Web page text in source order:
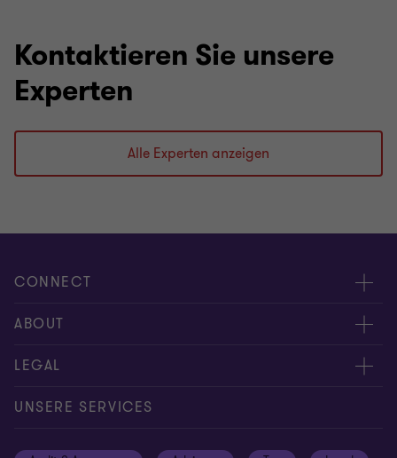
Kontaktieren Sie unsere
Experten
Alle Experten anzeigen
CONNECT
Kontakt
Experten
ABOUT
Über uns
Karriere
LEGAL
Impressum
UNSERE SERVICES